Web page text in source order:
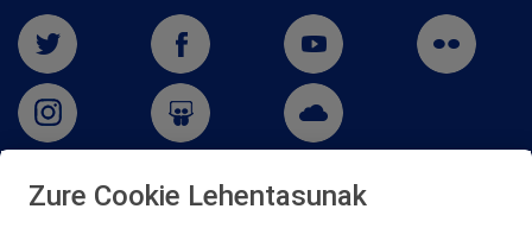
Zure Cookie Lehentasunak